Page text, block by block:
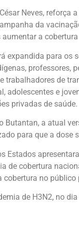
Neves,
da
a
expandida para os
professores,
trabalhadores de
adolescentes e
privadas de saúde.
Butantan, a atual
para que a dose
Estados
de cobertura
no
de H3N2, no